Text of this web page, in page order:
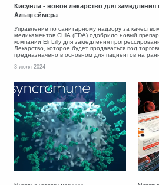
Кисунла - новое лекарство для
Альцгеймера
Управление по санитарному надзору за
медикаментов США (FDA) одобрило новый
компании Eli Lilly для замедления
Лекарство, которое будет продаваться под
предназначено в основном для пациентов на
3 июля 2024